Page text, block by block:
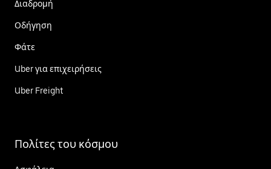
Διαδρομή
Οδήγηση
Φάτε
Uber για επιχειρήσεις
Uber Freight
Πολίτες του κόσμου